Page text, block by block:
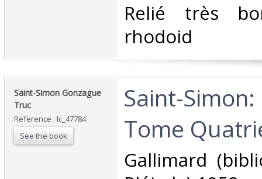
‎Relié très
rhodoid‎
‎Saint-Simon Gonzague
Truc‎
Reference : lc_47784
See the book
‎Saint-
Tome
‎Gallimard